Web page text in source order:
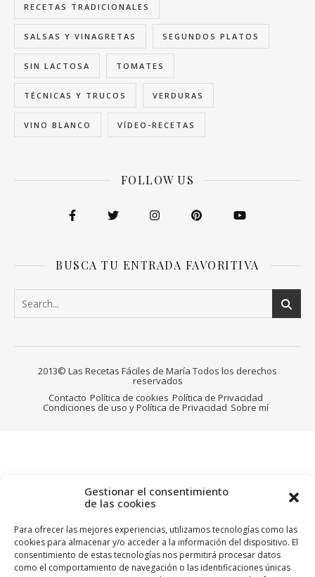
Gestionar el consentimiento
de las cookies
Para ofrecer las mejores experiencias, utilizamos tecnologías como las
cookies para almacenar y/o acceder a la información del dispositivo. El
consentimiento de estas tecnologías nos permitirá procesar datos
como el comportamiento de navegación o las identificaciones únicas
RECETAS TRADICIONALES
SALSAS Y VINAGRETAS SEGUNDOS PLATOS
SIN LACTOSA TOMATES
TÉCNICAS Y TRUCOS VERDURAS
VINO BLANCO VÍDEO-RECETAS
FOLLOW US
BUSCA TU ENTRADA FAVORITIVA
2013© Las Recetas Fáciles de María Todos los derechos
reservados
Contacto Política de cookies Política de Privacidad
Condiciones de uso y Política de Privacidad Sobre mí